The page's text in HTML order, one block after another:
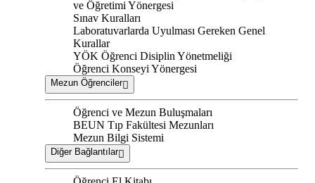
ve Öğretimi Yönergesi
Sınav Kuralları
Laboratuvarlarda Uyulması Gereken Genel
Kurallar
YÖK Öğrenci Disiplin Yönetmeliği
Öğrenci Konseyi Yönergesi
Mezun Öğrenciler
Öğrenci ve Mezun Buluşmaları
BEUN Tıp Fakültesi Mezunları
Mezun Bilgi Sistemi
Diğer Bağlantılar